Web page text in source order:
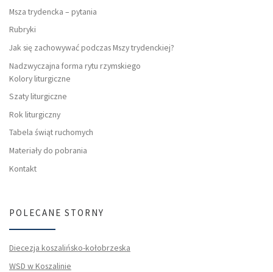
Msza trydencka – pytania
Rubryki
Jak się zachowywać podczas Mszy trydenckiej?
Nadzwyczajna forma rytu rzymskiego
Kolory liturgiczne
Szaty liturgiczne
Rok liturgiczny
Tabela świąt ruchomych
Materiały do pobrania
Kontakt
POLECANE STORNY
Diecezja koszalińsko-kołobrzeska
WSD w Koszalinie